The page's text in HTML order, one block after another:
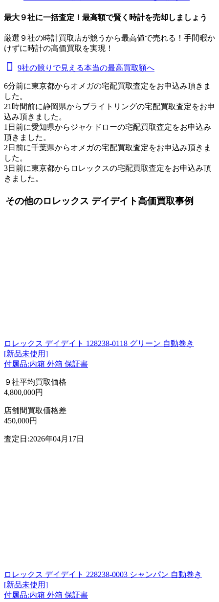
最大９社に一括査定！ 最高額で賢く時計を売却しましょう
厳選９社の時計買取店が競うから最高値で売れる！手間暇か
けずに時計の高価買取を実現！
9社の競りで見える本当の最高買取額へ
6分前に東京都からオメガの宅配買取査定をお申込み頂きま
した。
21時間前に静岡県からブライトリングの宅配買取査定をお申
込み頂きました。
1日前に愛知県からジャケドローの宅配買取査定をお申込み
頂きました。
2日前に千葉県からオメガの宅配買取査定をお申込み頂きま
した。
3日前に東京都からロレックスの宅配買取査定をお申込み頂
きました。
その他のロレックス デイデイト高価買取事例
ロレックス デイデイト 128238-0118 グリーン 自動巻き
[新品未使用]
付属品:内箱 外箱 保証書
９社平均買取価格
4,800,000円
店舗間買取価格差
450,000円
査定日:2026年04月17日
ロレックス デイデイト 228238-0003 シャンパン 自動巻き
[新品未使用]
付属品:内箱 外箱 保証書